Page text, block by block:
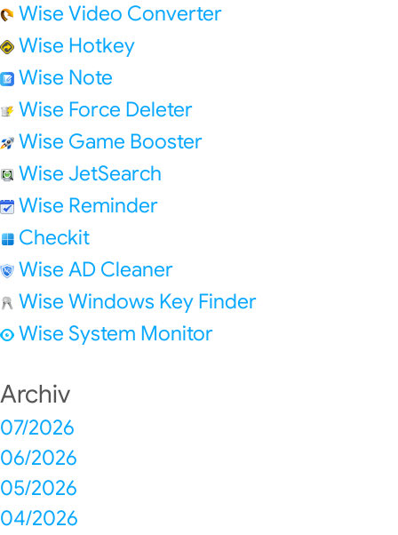
Wise Video Converter
Wise Hotkey
Wise Note
Wise Force Deleter
Wise Game Booster
Wise JetSearch
Wise Reminder
Checkit
Wise AD Cleaner
Wise Windows Key Finder
Wise System Monitor
Archiv
07/2026
06/2026
05/2026
04/2026